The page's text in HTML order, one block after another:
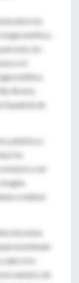
entre los
estética,
los
el
estética
Rovira,
Española de
plástica y
la
a ver
a realizar
invirtiendo
ejercicio
mental y de